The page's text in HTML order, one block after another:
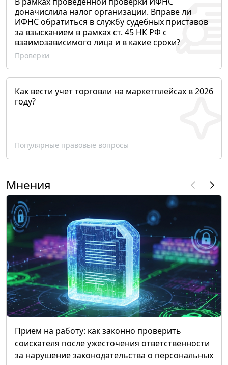
доначислила налог организации. Вправе ли
ИФНС обратиться в службу судебных приставов
за взысканием в рамках ст. 45 НК РФ с
взаимозависимого лица и в какие сроки?
Проверки
Как вести учет торговли на маркетплейсах в 2026
году?
Популярные правовые вопросы
Мнения
Прием на работу: как законно проверить
соискателя после ужесточения ответственности
за нарушение законодательства о персональных